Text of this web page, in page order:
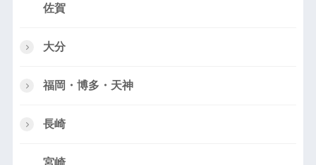
佐賀
大分
福岡・博多・天神
長崎